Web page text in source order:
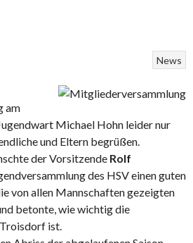
News
am
Michael Hohn leider nur
und Eltern begrüßen.
der Vorsitzende Rolf
des HSV einen guten
von allen Mannschaften gezeigten
betonte, wie wichtig die
ist.